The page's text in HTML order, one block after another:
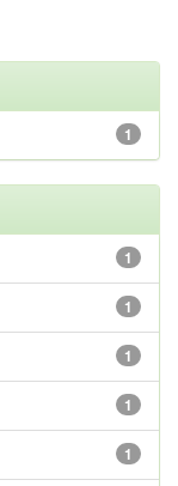
1
1
1
1
1
1